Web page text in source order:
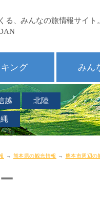
ング みん
越 北陸
→ 熊本県の観光情報 → 熊本市周辺の